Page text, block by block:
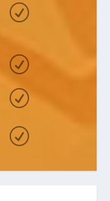
R
R
R
R